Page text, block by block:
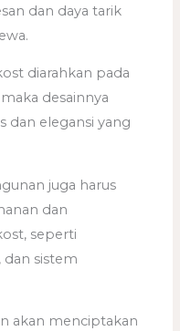
dan daya tarik
diarahkan pada
desainnya
dan elegansi yang
juga harus
dan
seperti
dan sistem
akan menciptakan